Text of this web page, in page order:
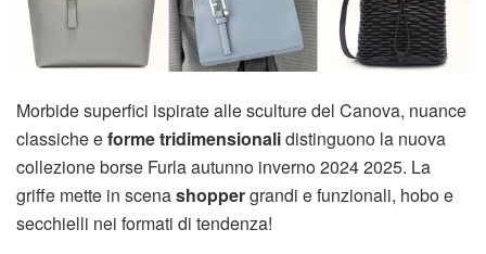
Morbide superfici ispirate alle sculture del Canova, nuance
classiche eforme tridimensionalidistinguono la nuova
collezione borse Furla autunno inverno 2024 2025. La
griffe mette in scenashoppergrandi e funzionali, hobo e
secchielli nei formati di tendenza!